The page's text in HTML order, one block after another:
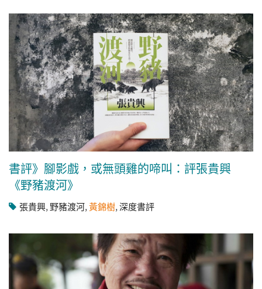
書評》腳影戲，或無頭雞的啼叫：評張貴興
《野豬渡河》
張貴興,野豬渡河,黃錦樹,深度書評